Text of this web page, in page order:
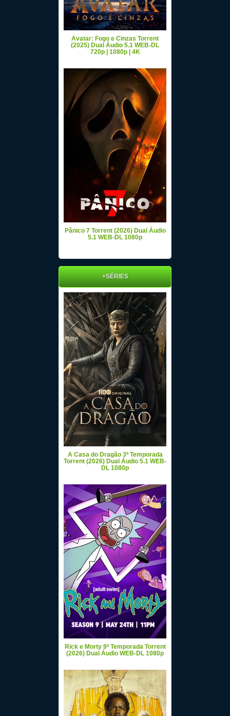
Avatar: Fogo e Cinzas Torrent
(2025) Dual Áudio 5.1 WEB-DL
720p | 1080p | 4K
Pânico 7 Torrent (2026) Dual Áudio
5.1 WEB-DL 1080p
+SÉRIES
A Casa do Dragão 3ª Temporada
Torrent (2026) Dual Áudio 5.1 WEB-
DL 1080p
Rick e Morty 9ª Temporada Torrent
(2026) Dual Áudio WEB-DL 1080p